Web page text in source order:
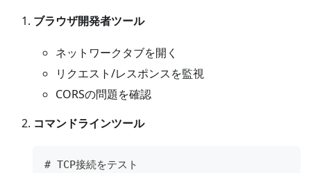
ブラウザ開発者ツール
ネットワークタブを開く
リクエスト/レスポンスを監視
CORSの問題を確認
コマンドラインツール
# TCP接続をテスト